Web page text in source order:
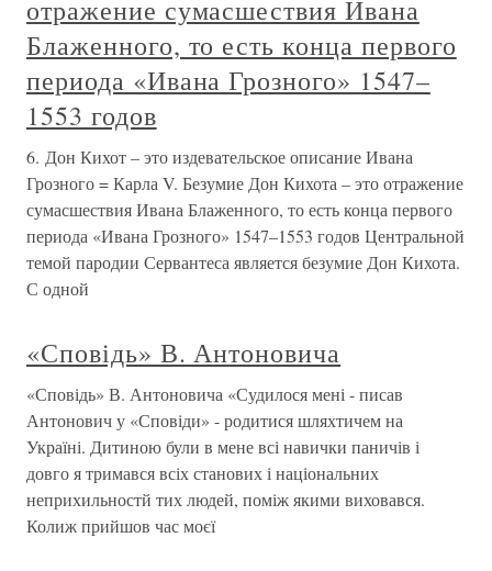
отражение сумасшествия Ивана
Блаженного, то есть конца первого
периода «Ивана Грозного» 1547–
1553 годов
6. Дон Кихот – это издевательское описание Ивана
Грозного = Карла V. Безумие Дон Кихота – это отражение
сумасшествия Ивана Блаженного, то есть конца первого
периода «Ивана Грозного» 1547–1553 годов Центральной
темой пародии Сервантеса является безумие Дон Кихота.
С одной
«Сповідь» В. Антоновича
«Сповідь» В. Антоновича «Судилося мені - писав
Антонович у «Сповіди» - родитися шляхтичем на
Україні. Дитиною були в мене всі навички паничів і
довго я тримався всіх станових і національних
неприхильностй тих людей, поміж якими виховався.
Колиж прийшов час моєї